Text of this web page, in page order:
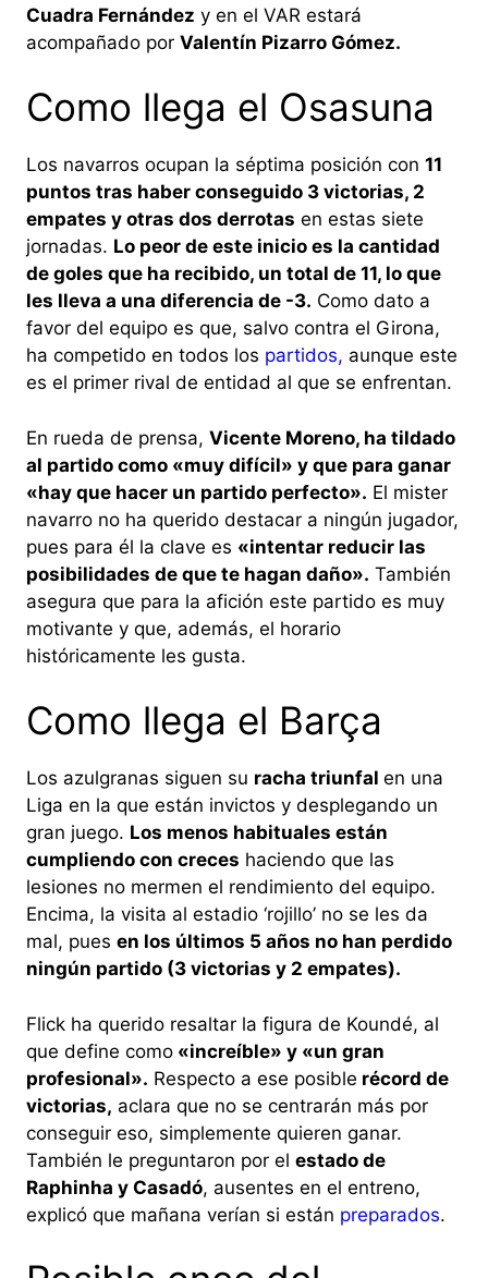
Cuadra Fernández y en el VAR estará
acompañado por Valentín Pizarro Gómez.
Como llega el Osasuna
Los navarros ocupan la séptima posición con 11
puntos tras haber conseguido 3 victorias, 2
empates y otras dos derrotas en estas siete
jornadas. Lo peor de este inicio es la cantidad
de goles que ha recibido, un total de 11, lo que
les lleva a una diferencia de -3. Como dato a
favor del equipo es que, salvo contra el Girona,
ha competido en todos los partidos, aunque este
es el primer rival de entidad al que se enfrentan.
En rueda de prensa, Vicente Moreno, ha tildado
al partido como «muy difícil» y que para ganar
«hay que hacer un partido perfecto». El mister
navarro no ha querido destacar a ningún jugador,
pues para él la clave es «intentar reducir las
posibilidades de que te hagan daño». También
asegura que para la afición este partido es muy
motivante y que, además, el horario
históricamente les gusta.
Como llega el Barça
Los azulgranas siguen su racha triunfal en una
Liga en la que están invictos y desplegando un
gran juego. Los menos habituales están
cumpliendo con creces haciendo que las
lesiones no mermen el rendimiento del equipo.
Encima, la visita al estadio ‘rojillo’ no se les da
mal, pues en los últimos 5 años no han perdido
ningún partido (3 victorias y 2 empates).
Flick ha querido resaltar la figura de Koundé, al
que define como «increíble» y «un gran
profesional». Respecto a ese posible récord de
victorias, aclara que no se centrarán más por
conseguir eso, simplemente quieren ganar.
También le preguntaron por el estado de
Raphinha y Casadó, ausentes en el entreno,
explicó que mañana verían si están preparados.